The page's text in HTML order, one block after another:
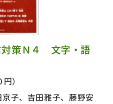
策Ｎ４ 文字・語
）
子、吉田雅子、藤野安